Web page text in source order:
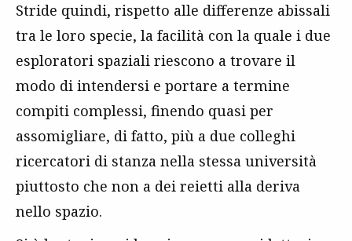
Stride quindi, rispetto alle differenze abissali
tra le loro specie, la facilità con la quale i due
esploratori spaziali riescono a trovare il
modo di intendersi e portare a termine
compiti complessi, finendo quasi per
assomigliare, di fatto, più a due colleghi
ricercatori di stanza nella stessa università
piuttosto che non a dei reietti alla deriva
nello spazio.